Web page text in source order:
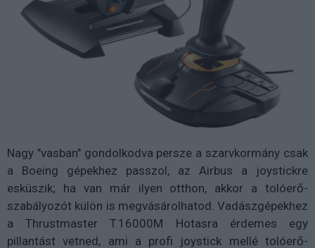
Nagy "vasban" gondolkodva persze a szarvkormány csak
a Boeing gépekhez passzol, az Airbus a joystickre
esküszik; ha van már ilyen otthon, akkor a tolóerő-
szabályozót külön is megvásárolhatod. Vadászgépekhez
a Thrustmaster T.16000M Hotasra érdemes egy
pillantást vetned, ami a profi joystick mellé tolóerő-